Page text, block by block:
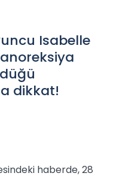
Isabelle
dikkat!
haberde, 28